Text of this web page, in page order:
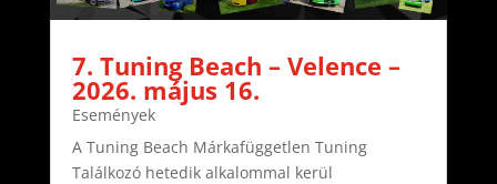
7. Tuning Beach – Velence –
2026. május 16.
Események
A Tuning Beach Márkafüggetlen Tuning
Találkozó hetedik alkalommal kerül